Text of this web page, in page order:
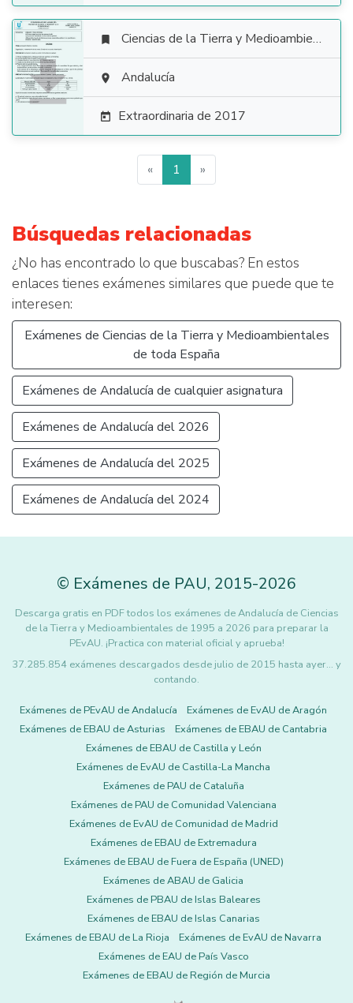

 Ciencias de la Tierra y Medioambientales
 Andalucía
 Extraordinaria de 2017
« 1 »
Búsquedas relacionadas
¿No has encontrado lo que buscabas? En estos
enlaces tienes exámenes similares que puede que te
interesen:
Exámenes de Ciencias de la Tierra y Medioambientales
de toda España
Exámenes de Andalucía de cualquier asignatura
Exámenes de Andalucía del 2026
Exámenes de Andalucía del 2025
Exámenes de Andalucía del 2024
© Exámenes de PAU, 2015-2026
Descarga gratis en PDF todos los exámenes de Andalucía de Ciencias
de la Tierra y Medioambientales de 1995 a 2026 para preparar la
PEvAU. ¡Practica con material oficial y aprueba!
37.285.854 exámenes descargados desde julio de 2015 hasta ayer... y
contando.
Exámenes de PEvAU de Andalucía
Exámenes de EvAU de Aragón
Exámenes de EBAU de Asturias
Exámenes de EBAU de Cantabria
Exámenes de EBAU de Castilla y León
Exámenes de EvAU de Castilla-La Mancha
Exámenes de PAU de Cataluña
Exámenes de PAU de Comunidad Valenciana
Exámenes de EvAU de Comunidad de Madrid
Exámenes de EBAU de Extremadura
Exámenes de EBAU de Fuera de España (UNED)
Exámenes de ABAU de Galicia
Exámenes de PBAU de Islas Baleares
Exámenes de EBAU de Islas Canarias
Exámenes de EBAU de La Rioja
Exámenes de EvAU de Navarra
Exámenes de EAU de País Vasco
Exámenes de EBAU de Región de Murcia